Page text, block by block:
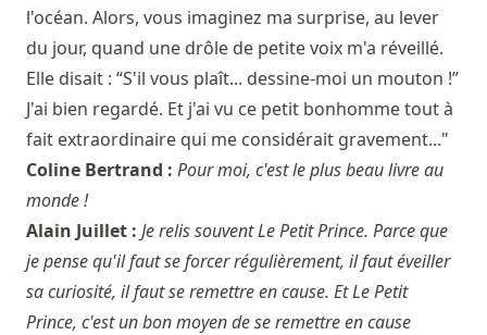
l'océan. Alors, vous imaginez ma surprise, au lever
du jour, quand une drôle de petite voix m'a réveillé.
Elle disait : “S'il vous plaît... dessine-moi un mouton !”
J'ai bien regardé. Et j'ai vu ce petit bonhomme tout à
fait extraordinaire qui me considérait gravement..."
Coline Bertrand : Pour moi, c'est le plus beau livre au
monde !
Alain Juillet : Je relis souvent Le Petit Prince. Parce que
je pense qu'il faut se forcer régulièrement, il faut éveiller
sa curiosité, il faut se remettre en cause. Et Le Petit
Prince, c'est un bon moyen de se remettre en cause